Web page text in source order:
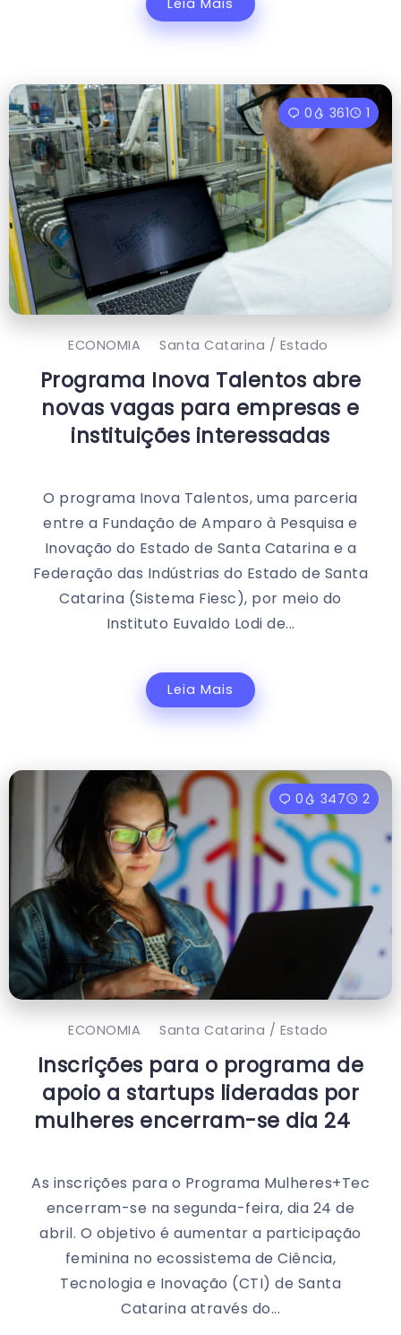
0 361 1
ECONOMIA Santa Catarina / Estado
Programa Inova Talentos abre
novas vagas para empresas e
instituições interessadas
O programa Inova Talentos, uma parceria
entre a Fundação de Amparo à Pesquisa e
Inovação do Estado de Santa Catarina e a
Federação das Indústrias do Estado de Santa
Catarina (Sistema Fiesc), por meio do
Instituto Euvaldo Lodi de...
Leia Mais
0 347 2
ECONOMIA Santa Catarina / Estado
Inscrições para o programa de
apoio a startups lideradas por
mulheres encerram-se dia 24
As inscrições para o Programa Mulheres+Tec
encerram-se na segunda-feira, dia 24 de
abril. O objetivo é aumentar a participação
feminina no ecossistema de Ciência,
Tecnologia e Inovação (CTI) de Santa
Catarina através do...